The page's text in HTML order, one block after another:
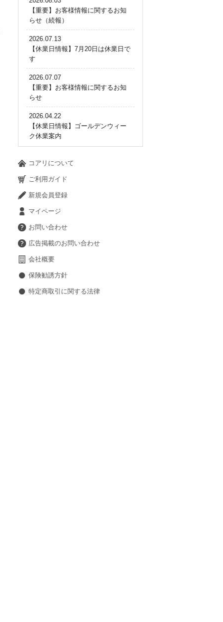
【重要】お客様情報に関するお知
らせ（続報）
2026.07.13
【休業日情報】7月20日は休業日で
す
2026.07.07
【重要】お客様情報に関するお知
らせ
2026.04.22
【休業日情報】ゴールデンウィー
ク休業案内
コアリについて
ご利用ガイド
新規会員登録
マイページ
お問い合わせ
広告掲載のお問い合わせ
会社概要
保険勧誘方針
特定商取引に関する法律